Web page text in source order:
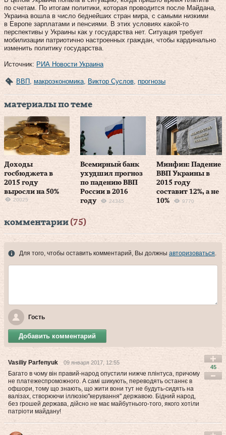
по счетам. По итогам политики, которая проводится после Майдана,
Украина вошла в число беднейших стран мира, с самыми низкими
в Европе зарплатами и пенсиями. В этих условиях какой-то
перспективы у Украины как у государства нет. Ситуация требует
мобилизации патриотично настроенных граждан, чтобы кардинально
изменить политику государства.
Источник: РИА Новости Украина
ВВП макроэкономика Виктор Суслов прогнозы
материалы по теме
Доходы
госбюджета в
2015 году
выросли на 50%
20025
Всемирный банк
ухудшил прогноз
по падению ВВП
России в 2016
году
24345
Минфин: Падение
ВВП Украины в
2015 году
составит 12%, а не
10%
9770
комментарии (75)
Для того, чтобы оставить комментарий, Вы должны авторизоваться.
Гость
Добавить комментарий
Vasiliy Parfenyuk 09 января 2017, 12:55
Багато в чому він правий-народ опустили нижче плінтуса, причому
не платежеспроможного. А самі шикують, переводять останнє в
офшори, тому що знають, що жити вони тут не будуть-сидять на
валізах, створюючи іллюзію"керування" державою. Бідний народ,
без грошей держава, дійсно не має майбутнього-того, якого хотіли
патріоти майдану!
45